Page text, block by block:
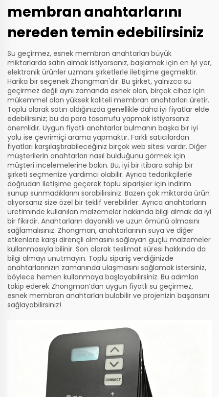
membran anahtarlarını
nereden temin edebilirsiniz
Su geçirmez, esnek membran anahtarları büyük
miktarlarda satın almak istiyorsanız, başlamak için en iyi yer,
elektronik ürünler uzmanı şirketlerle iletişime geçmektir.
Harika bir seçenek Zhongman'dır. Bu şirket, yalnızca su
geçirmez değil aynı zamanda esnek olan, birçok cihaz için
mükemmel olan yüksek kaliteli membran anahtarları üretir.
Toplu olarak satın aldığınızda genellikle daha iyi fiyatlar elde
edebilirsiniz; bu da para tasarrufu yapmak istiyorsanız
önemlidir. Uygun fiyatlı anahtarlar bulmanın başka bir iyi
yolu ise çevrimiçi arama yapmaktır. Farklı satıcılardan
fiyatları karşılaştırabileceğiniz birçok web sitesi vardır. Diğer
müşterilerin anahtarları nasıl bulduğunu görmek için
müşteri incelemelerine bakın. Bu, iyi bir itibara sahip bir
şirketi seçmenize yardımcı olabilir. Ayrıca tedarikçilerle
doğrudan iletişime geçerek toplu siparişler için indirim
sunup sunmadıklarını sorabilirsiniz. Bazen çok miktarda ürün
alıyorsanız size özel bir teklif verebilirler. Ayrıca anahtarların
üretiminde kullanılan malzemeler hakkında bilgi almak da iyi
bir fikirdir. Anahtarların dayanıklı ve uzun ömürlü olmasını
sağlamalısınız. Zhongman, anahtarlarının suya ve diğer
etkenlere karşı dirençli olmasını sağlayan güçlü malzemeler
kullanmasıyla bilinir. Son olarak teslimat süresi hakkında da
bilgi almayı unutmayın. Toplu sipariş verdiğinizde
anahtarlarınızın zamanında ulaşmasını sağlamak istersiniz,
böylece hemen kullanmaya başlayabilirsiniz. Bu adımları
takip ederek Zhongman’dan uygun fiyatlı su geçirmez,
esnek membran anahtarları bulabilir ve projenizin başarısını
sağlayabilirsiniz!